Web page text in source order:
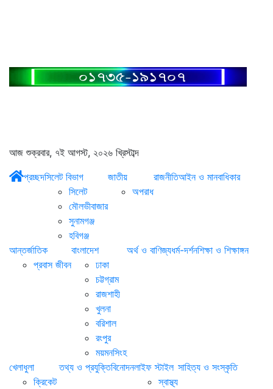
আজ শুক্রবার, ৭ই আগস্ট, ২০২৬ খ্রিস্টাব্দ
প্রচ্ছদসিলেট বিভাগ
সিলেট
মৌলভীবাজার
সুনামগঞ্জ
হবিগঞ্জ
জাতীয়
অপরাধ
রাজনীতিআইন ও মানবাধিকার
আন্তর্জাতিক
প্রবাস জীবন
বাংলাদেশ
ঢাকা
চট্টগ্রাম
রাজশাহী
খুলনা
বরিশাল
রংপুর
ময়মনসিংহ
অর্থ ও বাণিজ্যধর্ম-দর্শনশিক্ষা ও শিক্ষাঙ্গন
খেলাধুলা
ক্রিকেট
তথ্য ও প্রযুক্তিবিনোদনলাইফ স্টাইল
স্বাস্থ্য
সাহিত্য ও সংস্কৃতি